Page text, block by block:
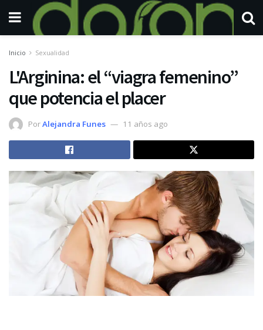
Inicio Sexualidad
L'Arginina: el “viagra femenino”
que potencia el placer
PorAlejandra Funes 11 años ago